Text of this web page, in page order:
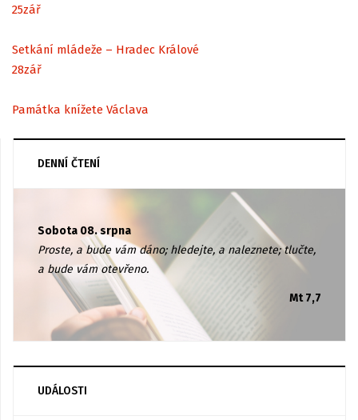
25zář
Setkání mládeže – Hradec Králové
28zář
Památka knížete Václava
DENNÍ ČTENÍ
Sobota 08. srpna
Proste, a bude vám dáno; hledejte, a naleznete; tlučte,
a bude vám otevřeno.
Mt 7,7
UDÁLOSTI